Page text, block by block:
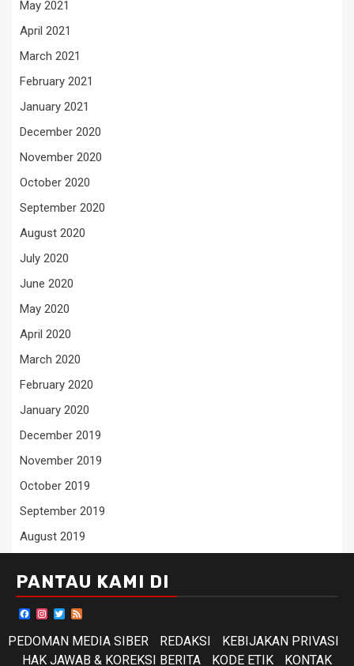
May 2021
April 2021
March 2021
February 2021
January 2021
December 2020
November 2020
October 2020
September 2020
August 2020
July 2020
June 2020
May 2020
April 2020
March 2020
February 2020
January 2020
December 2019
November 2019
October 2019
September 2019
August 2019
PANTAU KAMI DI
Facebook
Instagram
Twitter
PEDOMAN MEDIA SIBER
REDAKSI
KEBIJAKAN PRIVASI
HAK JAWAB & KOREKSI BERITA
KODE ETIK KONTAK